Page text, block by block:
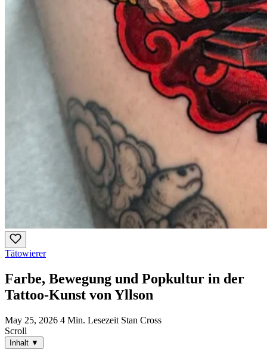
Tätowierer
Farbe, Bewegung und Popkultur in der
Tattoo-Kunst von Yllson
May 25, 2026 4 Min. Lesezeit Stan Cross
Scroll
Inhalt ▼